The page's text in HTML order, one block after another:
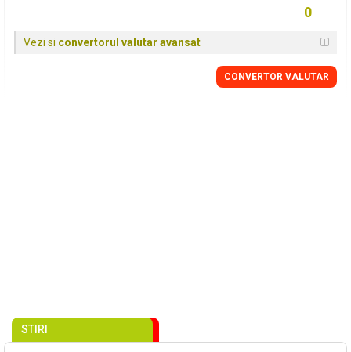
Vezi si convertorul valutar avansat
CONVERTOR VALUTAR
STIRI